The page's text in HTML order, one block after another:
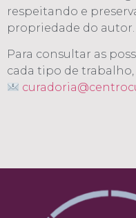
respeitando e
propriedade do autor.
Para consultar as
cada tipo de trabalho,